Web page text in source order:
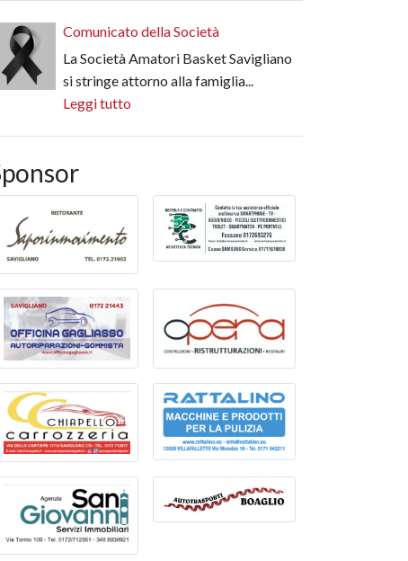
Comunicato della Società
La Società Amatori Basket Savigliano
si stringe attorno alla famiglia...
Leggi tutto